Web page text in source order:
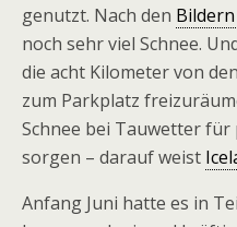
genutzt. Nach den
noch sehr viel Schnee.
die acht Kilometer von
zum Parkplatz
Schnee bei Tauwetter
sorgen – darauf weist
Anfang Juni hatte es in